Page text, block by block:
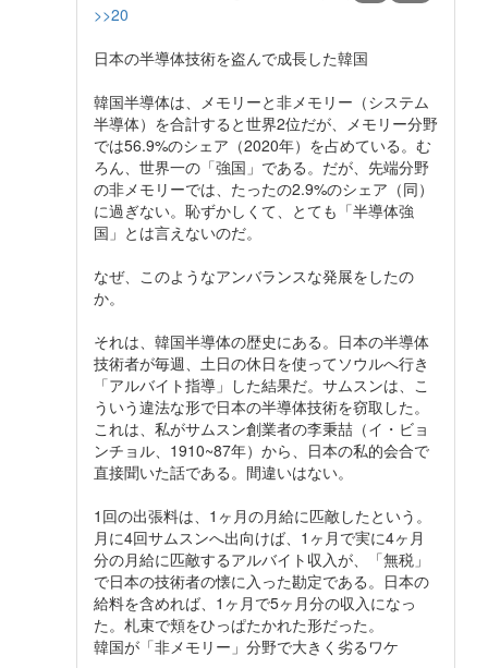
>>20
日本の半導体技術を盗んで成長した韓国
韓国半導体は、メモリーと非メモリー（システム
半導体）を合計すると世界2位だが、メモリー分野
では56.9%のシェア（2020年）を占めている。む
ろん、世界一の「強国」である。だが、先端分野
の非メモリーでは、たったの2.9%のシェア（同）
に過ぎない。恥ずかしくて、とても「半導体強
国」とは言えないのだ。
なぜ、このようなアンバランスな発展をしたの
か。
それは、韓国半導体の歴史にある。日本の半導体
技術者が毎週、土日の休日を使ってソウルへ行き
「アルバイト指導」した結果だ。サムスンは、こ
ういう違法な形で日本の半導体技術を窃取した。
これは、私がサムスン創業者の李秉喆（イ・ビョ
ンチョル、1910~87年）から、日本の私的会合で
直接聞いた話である。間違いはない。
1回の出張料は、1ヶ月の月給に匹敵したという。
月に4回サムスンへ出向けば、1ヶ月で実に4ヶ月
分の月給に匹敵するアルバイト収入が、「無税」
で日本の技術者の懐に入った勘定である。日本の
給料を含めれば、1ヶ月で5ヶ月分の収入になっ
た。札束で頬をひっぱたかれた形だった。
韓国が「非メモリー」分野で大きく劣るワケ